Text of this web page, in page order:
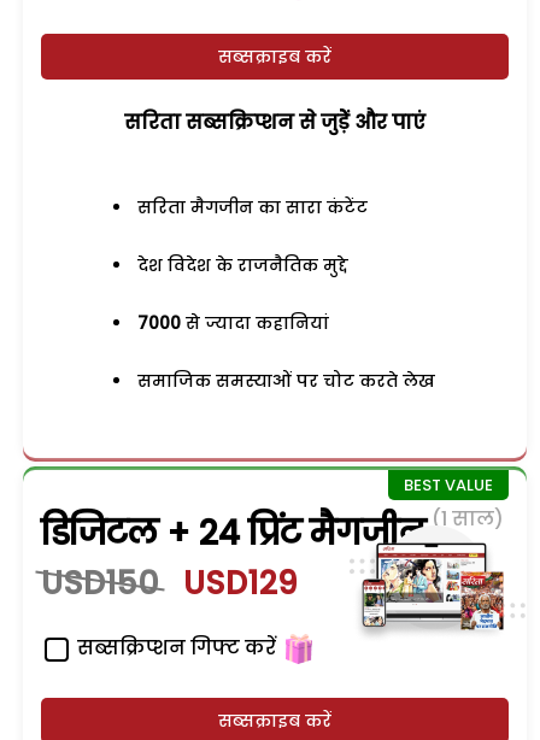
सब्सक्राइब करें
सरिता सब्सक्रिप्शन से जुड़ेें और पाएं
सरिता मैगजीन का सारा कंटेंट
देश विदेश के राजनैतिक मुद्दे
7000 से ज्यादा कहानियां
समाजिक समस्याओं पर चोट करते लेख
डिजिटल + 24 प्रिंट मैगजीन (1 साल)
USD150 USD129
सब्सक्रिप्शन गिफ्ट करें
सब्सक्राइब करें